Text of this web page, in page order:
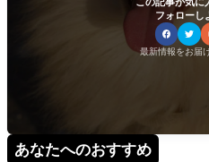
フォローし
最新情報をお届
あなたへのおすすめ